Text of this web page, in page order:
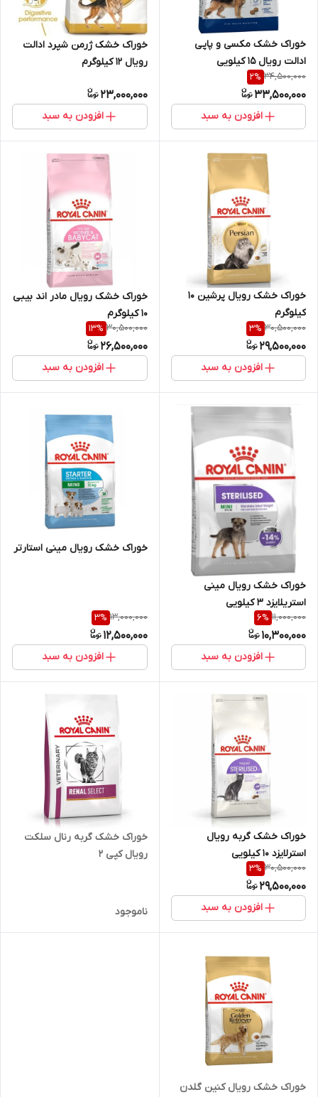
خوراک خشک مکسی و پاپی
ادالت رویال 15 کیلویی
34,500,000
2%
33,500,000
افزودن به سبد
خوراک خشک ژرمن شپرد ادالت
رویال 12 کیلوگرم
23,000,000
افزودن به سبد
خوراک خشک رویال پرشین 10
کیلوگرم
30,500,000
3%
29,500,000
افزودن به سبد
خوراک خشک رویال مادر اند بیبی
10 کیلوگرم
30,500,000
13%
26,500,000
افزودن به سبد
خوراک خشک رویال مینی
استریلایزد 3 کیلویی
11,000,000
6%
10,300,000
افزودن به سبد
خوراک خشک رویال مینی استارتر
13,000,000
3%
12,500,000
افزودن به سبد
خوراک خشک گربه رویال
استرلایزد 10 کیلویی
30,500,000
3%
29,500,000
افزودن به سبد
خوراک خشک گربه رنال سلکت
رویال کپی 2
ناموجود
خوراک خشک رویال کنین گلدن